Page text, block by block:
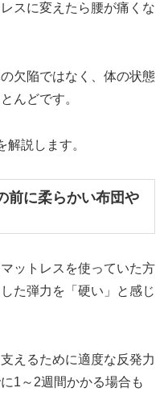
スに変えたら腰が痛くな
欠陥ではなく、体の状態
んどです。
説します。
前に柔らかい布団や
ットレスを使っていた方
た弾力を「硬い」と感じ
えるために適度な反発力
1～2週間かかる場合も